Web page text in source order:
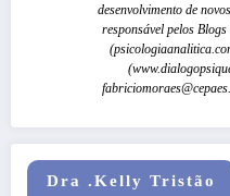
desenvolvimento de
responsável pelos
Dra .Kelly Tristão